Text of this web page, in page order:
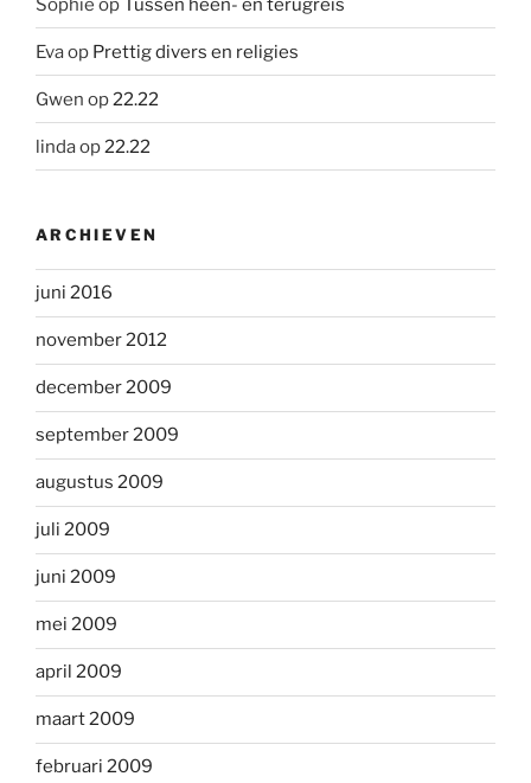
Sophie op Tussen heen- en terugreis
Evaop Prettig divers en religies
Gwen op22.22
lindaop22.22
ARCHIEVEN
juni 2016
november 2012
december 2009
september 2009
augustus 2009
juli 2009
juni 2009
mei 2009
april 2009
maart 2009
februari 2009